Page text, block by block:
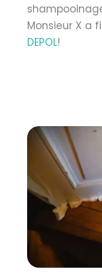
Monsieur X a
DEPOL!